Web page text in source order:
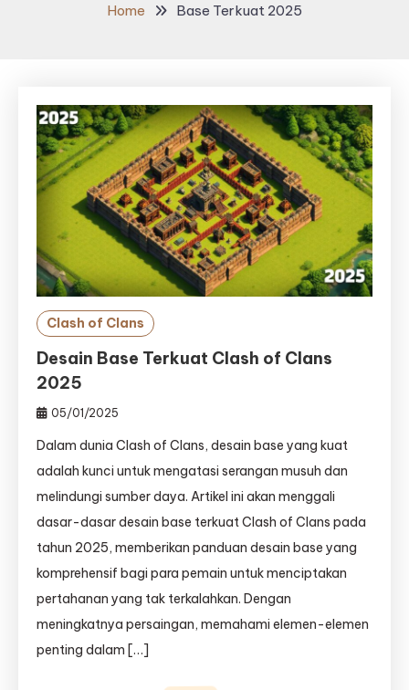
Home Base Terkuat 2025
Clash of Clans
Desain Base Terkuat Clash of Clans
2025
05/01/2025
Dalam dunia Clash of Clans, desain base yang kuat
adalah kunci untuk mengatasi serangan musuh dan
melindungi sumber daya. Artikel ini akan menggali
dasar-dasar desain base terkuat Clash of Clans pada
tahun 2025, memberikan panduan desain base yang
komprehensif bagi para pemain untuk menciptakan
pertahanan yang tak terkalahkan. Dengan
meningkatnya persaingan, memahami elemen-elemen
penting dalam […]